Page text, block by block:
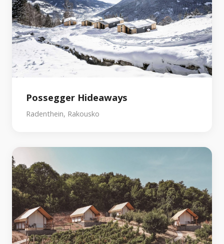
Possegger Hideaways
Radenthein, Rakousko